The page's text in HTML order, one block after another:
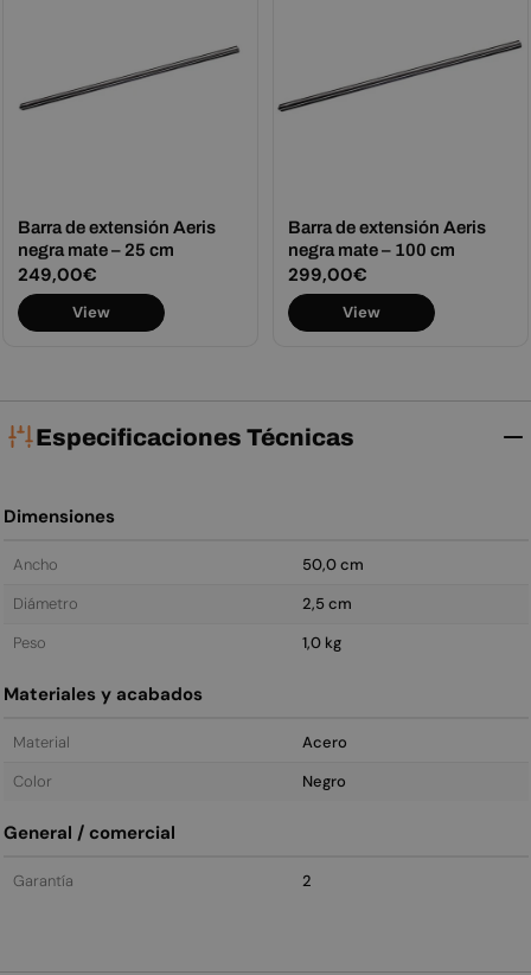
Barra de extensión Aeris
negra mate – 25 cm
Precio
habitual
249,00€
View
Barra de extensión Aeris
negra mate – 100 cm
Precio
habitual
299,00€
View
Especificaciones Técnicas
Dimensiones
Ancho
50,0 cm
Diámetro
2,5 cm
Peso
1,0 kg
Materiales y acabados
Material
Acero
Color
Negro
General / comercial
Garantía 2